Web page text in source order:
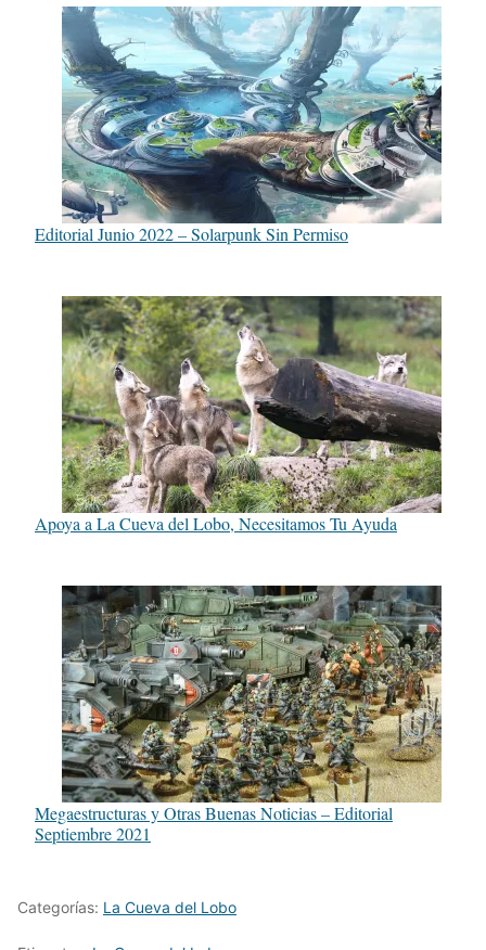
Editorial Junio 2022 – Solarpunk Sin Permiso
Apoya a La Cueva del Lobo, Necesitamos Tu Ayuda
Megaestructuras y Otras Buenas Noticias – Editorial
Septiembre 2021
Categorías: La Cueva del Lobo